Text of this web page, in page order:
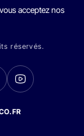
acceptez nos
réservés.